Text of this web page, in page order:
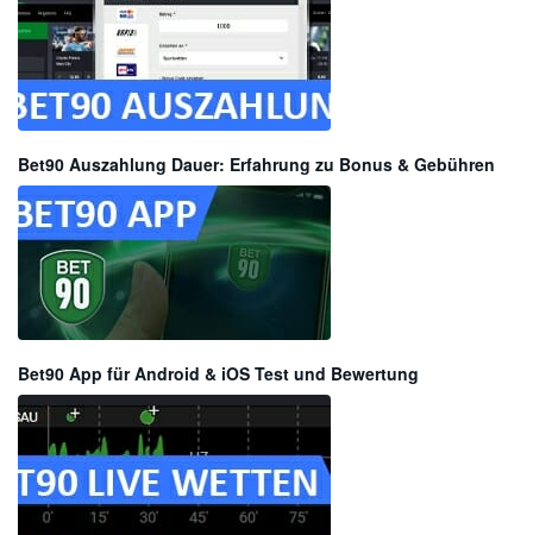
Bet90 Auszahlung Dauer: Erfahrung zu Bonus & Gebühren
Bet90 App für Android & iOS Test und Bewertung